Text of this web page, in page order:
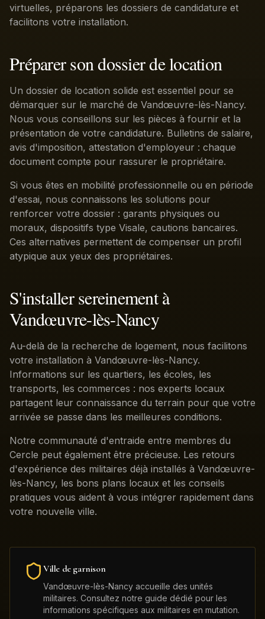
virtuelles, préparons les dossiers de candidature et
facilitons votre installation.
Préparer son dossier de location
Un dossier de location solide est essentiel pour se
démarquer sur le marché de Vandœuvre-lès-Nancy.
Nous vous conseillons sur les pièces à fournir et la
présentation de votre candidature. Bulletins de salaire,
avis d'imposition, attestation d'employeur : chaque
document compte pour rassurer le propriétaire.
Si vous êtes en mobilité professionnelle ou en période
d'essai, nous connaissons les solutions pour
renforcer votre dossier : garants physiques ou
moraux, dispositifs type Visale, cautions bancaires.
Ces alternatives permettent de compenser un profil
atypique aux yeux des propriétaires.
S'installer sereinement à
Vandœuvre-lès-Nancy
Au-delà de la recherche de logement, nous facilitons
votre installation à Vandœuvre-lès-Nancy.
Informations sur les quartiers, les écoles, les
transports, les commerces : nos experts locaux
partagent leur connaissance du terrain pour que votre
arrivée se passe dans les meilleures conditions.
Notre communauté d'entraide entre membres du
Cercle peut également être précieuse. Les retours
d'expérience des militaires déjà installés à Vandœuvre-
lès-Nancy, les bons plans locaux et les conseils
pratiques vous aident à vous intégrer rapidement dans
votre nouvelle ville.
Ville de garnison
Vandœuvre-lès-Nancy accueille des unités
militaires. Consultez notre guide dédié pour les
informations spécifiques aux militaires en mutation.